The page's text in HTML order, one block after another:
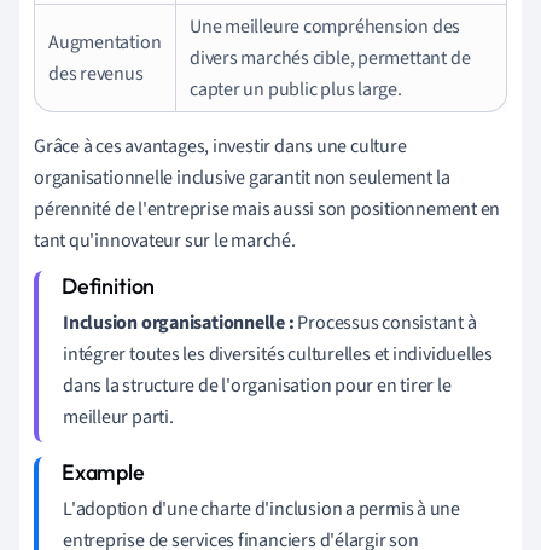
Augmentation
des revenus
Une meilleure compréhension des
divers marchés cible, permettant de
capter un public plus large.
Grâce à ces avantages, investir dans une culture
organisationnelle inclusive garantit non seulement la
pérennité de l'entreprise mais aussi son positionnement en
tant qu'innovateur sur le marché.
Inclusion organisationnelle :Processus consistant à
intégrer toutes les diversités culturelles et individuelles
dans la structure de l'organisation pour en tirer le
meilleur parti.
L'adoption d'une charte d'inclusion a permis à une
entreprise de services financiers d'élargir son